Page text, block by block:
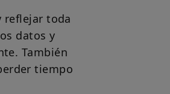
reflejar toda
datos y
También
tiempo